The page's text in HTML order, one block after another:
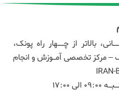
بالاتر از چــهار راه پونک،
پلاک ۵۹ واحد یک – مرکز تخصصی آمـوزش و انجام
17:00